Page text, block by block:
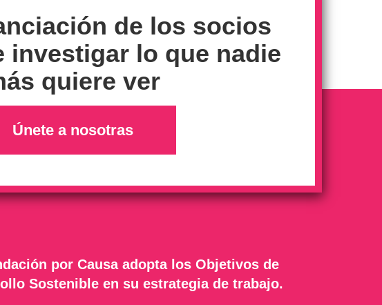
de los socios
investigar lo que nadie
quiere ver
Únete a nosotras
por Causa adopta los Objetivos de
Sostenible en su estrategia de trabajo.